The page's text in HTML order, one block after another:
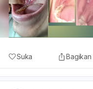
Suka Bagikan